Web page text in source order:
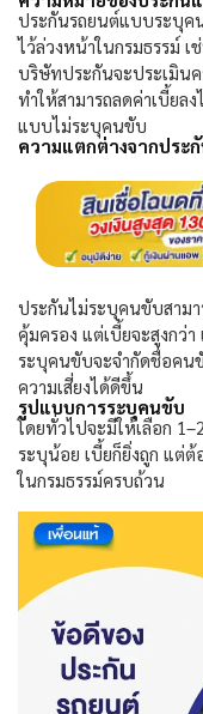
ประกันรถยนต์แบบระบุค
ไว้ล่วงหน้าในกรมธรรม์ เ
บริษัทประกันจะประเมิน
ทำให้สามารถลดค่าเบี้ยล
แบบไม่ระบุคนขับ
ความแตกต่างจากประ
ประกันไม่ระบุคนขับสาม
คุ้มครอง แต่เบี้ยจะสูงกว่
ระบุคนขับจะจำกัดชื่อคน
ความเสี่ยงได้ดีขึ้น
รูปแบบการระบุคนขับ
โดยทั่วไปจะมีให้เลือก 1–2
ระบุน้อย เบี้ยก็ยิ่งถูก แต่
ในกรมธรรม์ครบถ้วน